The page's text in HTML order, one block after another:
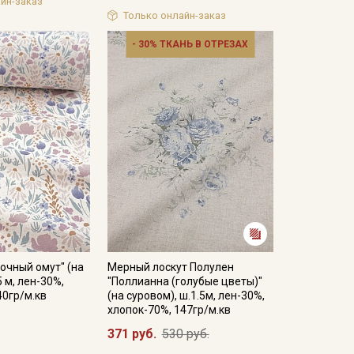
в зависимости от настроек вашего монитора и
Только онлайн-заказ
омут" (на
м, лен-30%,
м.кв
- 30% ТКАНЬ В ОТРЕЗАХ
Мерный лоскут Полулен
"Поллианна (голубые цветы)"
(на суровом), ш.1.5м, лен-30%,
хлопок-70%, 147гр/м.кв
371 руб. 530 руб.